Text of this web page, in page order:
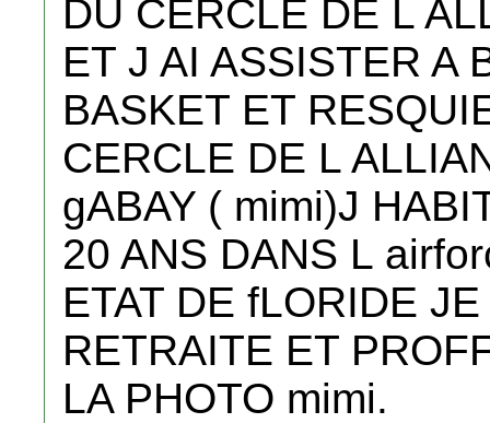
DU CERCLE DE L
ET J AI ASSISTER A
BASKET ET
CERCLE DE L
gABAY ( mimi)J
20 ANS DANS L
ETAT DE fLORIDE
RETRAITE ET
LA PHOTO mimi.